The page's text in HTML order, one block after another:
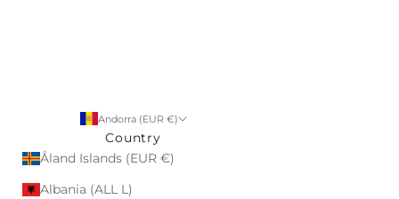
Andorra (EUR €)
Country
Åland Islands (EUR €)
Albania (ALL L)